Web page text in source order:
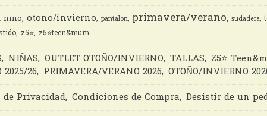
nino otono/invierno pantalon primavera/verano sudadera
z5⭐️ z5⭐️teen&mum
NIÑAS OUTLET OTOÑO/INVIERNO TALLAS Z5⭐️
2025/26 PRIMAVERA/VERANO 2026 OTOÑO/INVIERNO
Privacidad Condiciones de Compra Desistir de un